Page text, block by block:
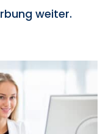
weiter.